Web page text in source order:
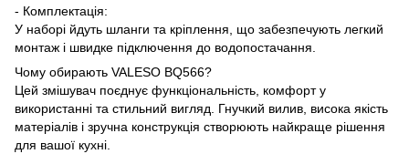
- Комплектація:
У наборі йдуть шланги та кріплення, що забезпечують легкий
монтаж і швидке підключення до водопостачання.
Чому обирають VALESO BQ566?
Цей змішувач поєднує функціональність, комфорт у
використанні та стильний вигляд. Гнучкий вилив, висока якість
матеріалів і зручна конструкція створюють найкраще рішення
для вашої кухні.